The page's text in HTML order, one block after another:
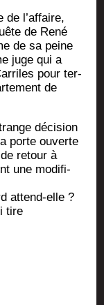
de l’affaire,
de René
de sa peine
juge qui a
pour ter­
de
déci­sion
porte ouverte
retour à
une modi­fi­
attend-elle ?
tire